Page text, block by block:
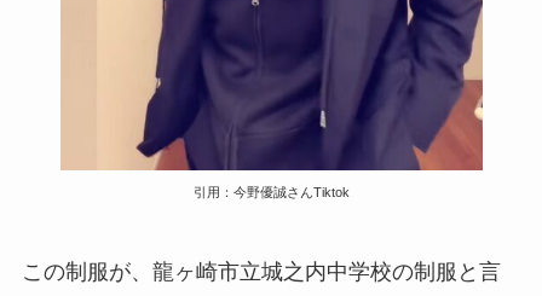
引用：今野優誠さんTiktok
この制服が、龍ヶ崎市立城之内中学校の制服と言